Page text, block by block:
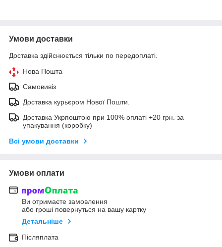
Умови доставки
Доставка здійснюється тільки по передоплаті.
Нова Пошта
Самовивіз
Доставка курьєром Нової Пошти.
Доставка Укрпоштою при 100% оплаті +20 грн. за
упакування (коробку)
Всі умови доставки
Умови оплати
Ви отримаєте замовлення
або гроші повернуться на вашу картку
Детальніше
Післяплата